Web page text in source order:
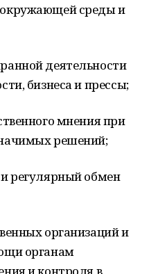
среды и
деятельности
бизнеса и прессы;
мнения при
решений;
регулярный обмен
организаций и
органам